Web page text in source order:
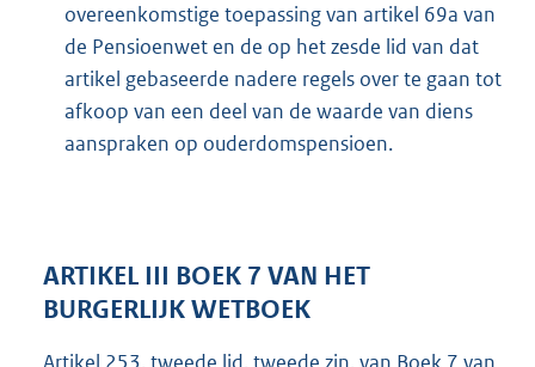
overeenkomstige toepassing van artikel 69a van
de Pensioenwet en de op het zesde lid van dat
artikel gebaseerde nadere regels over te gaan tot
afkoop van een deel van de waarde van diens
aanspraken op ouderdomspensioen.
ARTIKEL III BOEK 7 VAN HET
BURGERLIJK WETBOEK